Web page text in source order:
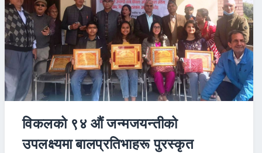
विकलको ९४ औं जन्मजयन्तीको
उपलक्ष्यमा बालप्रतिभाहरू पुरस्कृत